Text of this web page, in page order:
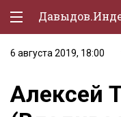
Политическая
Экономика
6 августа 2019, 18:00
Алексей